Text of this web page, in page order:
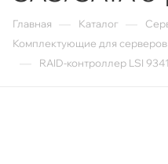
Главная Каталог
Комплектующие для
RAID-контроллер LSI